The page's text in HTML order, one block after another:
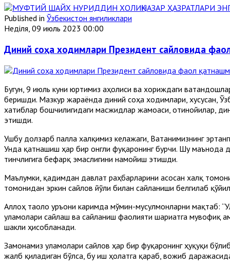
Published in Ўзбекистон янгиликлари
Неділя, 09 июль 2023 00:00
Диний соҳа ходимлари Президент сайловида
Бугун, 9 июль куни юртимиз аҳолиси ва хориждаги
беришди. Мазкур жараёнда диний соҳа ходимлари, хусусан,
хатиблар бошчилигидаги масжидлар жамоаси, отинойилар,
этишди.
Ушбу долзарб палла халқимиз келажаги, Ватанимизнинг
Унда қатнашиш ҳар бир онгли фуқаронинг бурчи. Шу маънода
тинчлигига бефарқ эмаслигини намойиш этишди.
Маълумки, қадимдан давлат раҳбарларини асосан халқ
томонидан эркин сайлов йўли билан сайланиши белгилаб
Аллоҳ таоло Қуръони каримда мўмин-мусулмонларни мақтаб:
уламолари сайлаш ва сайланиш фаолияти шариатга мувофиқ
шакли ҳисобланади.
Замонамиз уламолари сайлов ҳар бир фуқаронинг ҳуқуқи
жалб қиладиган бўлса, бу иш ҳолатга қараб, вожиб